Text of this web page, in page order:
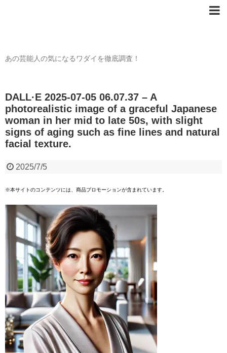
あの芸能人の気になるワダイを徹底調査！
DALL·E 2025-07-05 06.07.37 – A
photorealistic image of a graceful Japanese
woman in her mid to late 50s, with slight
signs of aging such as fine lines and natural
facial texture.
2025/7/5
※本サイトのコンテンツには、商品プロモーションが含まれています。